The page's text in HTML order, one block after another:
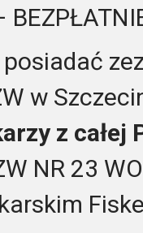
w
z całej
NR 23